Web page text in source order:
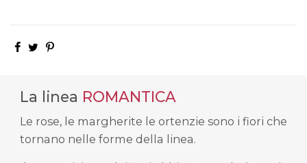
La linea ROMANTICA
Le rose, le margherite le ortenzie sono i fiori che
tornano nelle forme della linea.